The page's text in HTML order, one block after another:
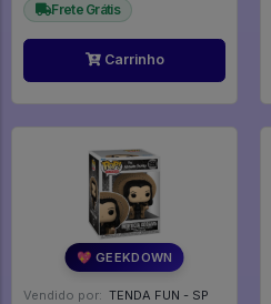
Frete Grátis
Carrinho
💖 GEEKDOWN
Vendido por: TENDA FUN - SP